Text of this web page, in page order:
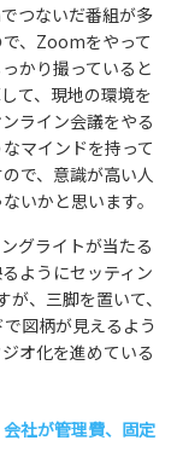
つないだ番組が多
、Zoomをやって
かり撮っていると
て、現地の環境を
ライン会議をやる
マインドを持って
で、意識が高い人
いかと思います。
グライトが当たる
ようにセッティン
、三脚を置いて、
図柄が見えるよう
オ化を進めている
会社が管理費、固定